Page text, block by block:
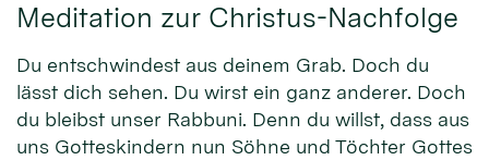
Meditation zur Christus-Nachfolge
Du entschwindest aus deinem Grab. Doch du
lässt dich sehen. Du wirst ein ganz anderer. Doch
du bleibst unser Rabbuni. Denn du willst, dass aus
uns Gotteskindern nun Söhne und Töchter Gottes